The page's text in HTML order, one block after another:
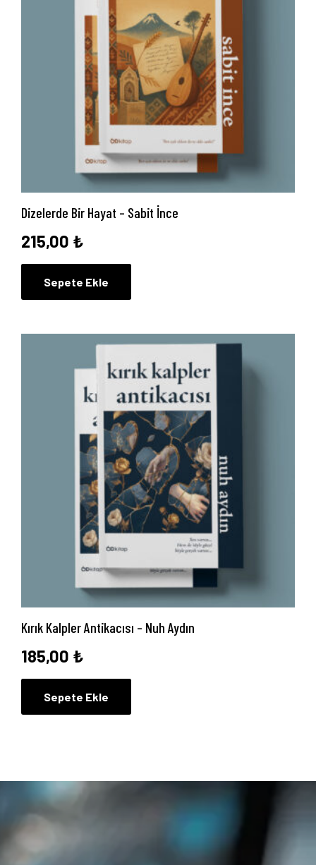
Dizelerde Bir Hayat – Sabit İnce
215,00 ₺
Sepete Ekle
Kırık Kalpler Antikacısı – Nuh Aydın
185,00 ₺
Sepete Ekle